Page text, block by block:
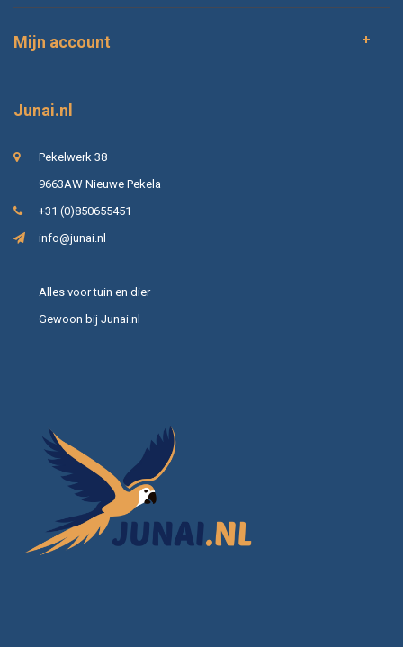
Mijn account
Junai.nl
Pekelwerk 38
9663AW Nieuwe Pekela
+31 (0)850655451
info@junai.nl
Alles voor tuin en dier
Gewoon bij Junai.nl